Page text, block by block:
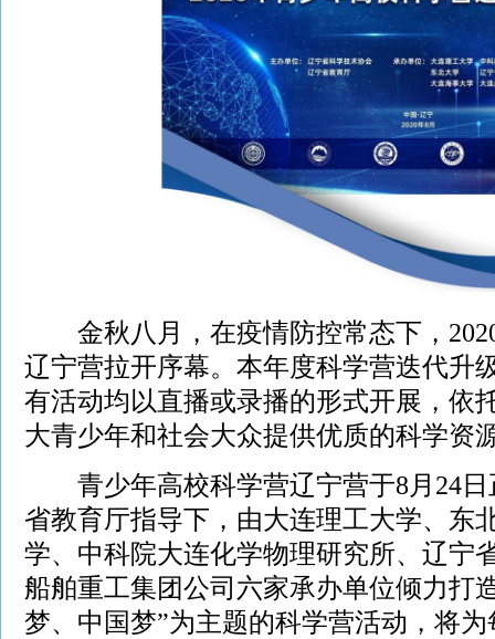
金秋八月，在疫情防控常态下，
辽宁营拉开序幕。本年度科学营迭代升
有活动均以直播或录播的形式开展，依
大青少年和社会大众提供优质的科学资
青少年高校科学营辽宁营于8月24日
省教育厅指导下，由大连理工大学、东
学、中科院大连化学物理研究所、辽宁
船舶重工集团公司六家承办单位倾力打
梦、中国梦”为主题的科学营活动，将